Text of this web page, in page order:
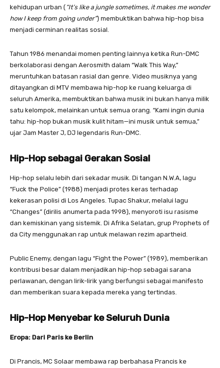
kehidupan urban (“It’s like a jungle sometimes, it makes me wonder
how I keep from going under”) membuktikan bahwa hip-hop bisa
menjadi cerminan realitas sosial.
Tahun 1986 menandai momen penting lainnya ketika Run-DMC
berkolaborasi dengan Aerosmith dalam “Walk This Way,”
meruntuhkan batasan rasial dan genre. Video musiknya yang
ditayangkan di MTV membawa hip-hop ke ruang keluarga di
seluruh Amerika, membuktikan bahwa musik ini bukan hanya milik
satu kelompok, melainkan untuk semua orang. “Kami ingin dunia
tahu: hip-hop bukan musik kulit hitam—ini musik untuk semua,”
ujar Jam Master J, DJ legendaris Run-DMC.
Hip-Hop sebagai Gerakan Sosial
Hip-hop selalu lebih dari sekadar musik. Di tangan N.W.A, lagu
“Fuck the Police” (1988) menjadi protes keras terhadap
kekerasan polisi di Los Angeles. Tupac Shakur, melalui lagu
“Changes” (dirilis anumerta pada 1998), menyoroti isu rasisme
dan kemiskinan yang sistemik. Di Afrika Selatan, grup Prophets of
da City menggunakan rap untuk melawan rezim apartheid.
Public Enemy, dengan lagu “Fight the Power” (1989), memberikan
kontribusi besar dalam menjadikan hip-hop sebagai sarana
perlawanan, dengan lirik-lirik yang berfungsi sebagai manifesto
dan memberikan suara kepada mereka yang tertindas.
Hip-Hop Menyebar ke Seluruh Dunia
Eropa: Dari Paris ke Berlin
Di Prancis, MC Solaar membawa rap berbahasa Prancis ke